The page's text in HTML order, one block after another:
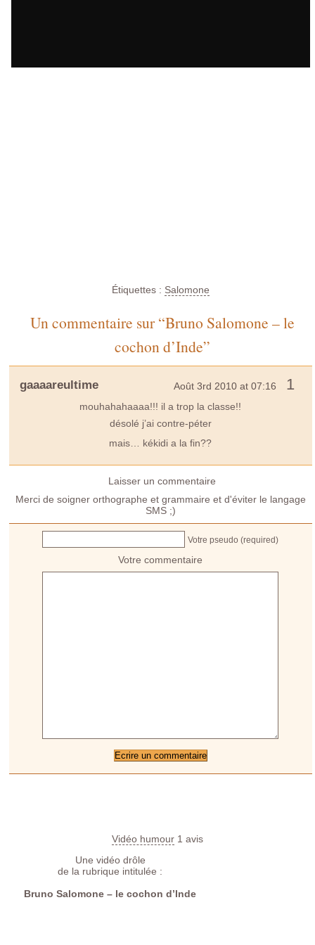
Étiquettes : Salomone
Un commentaire sur “Bruno Salomone – le
cochon d’Inde”
gaaaareultime Août 3rd 2010 at 07:16 1
mouhahahaaaa!!! il a trop la classe!!
désolé j’ai contre-péter
mais… kékidi a la fin??
Laisser un commentaire
Merci de soigner orthographe et grammaire et d'éviter le langage
SMS ;)
Votre pseudo (required)
Votre commentaire
Vidéo humour 1 avis
Une vidéo drôle
de la rubrique intitulée :
Bruno Salomone – le cochon d’Inde